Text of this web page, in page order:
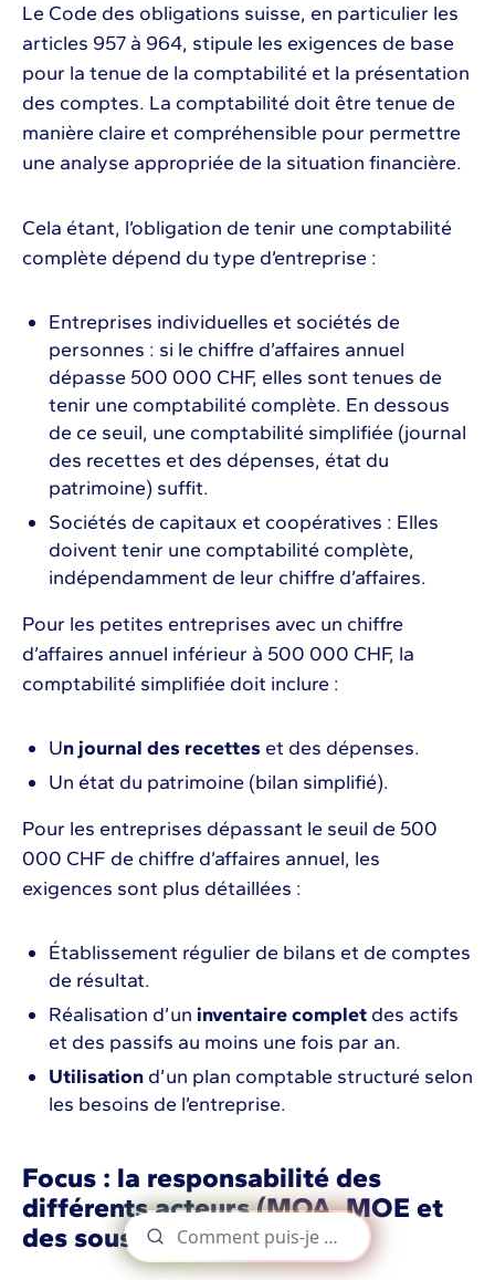
Le Code des obligations suisse, en particulier les
articles 957 à 964, stipule les exigences de base
pour la tenue de la comptabilité et la présentation
des comptes. La comptabilité doit être tenue de
manière claire et compréhensible pour permettre
une analyse appropriée de la situation financière.
Cela étant, l’obligation de tenir une comptabilité
complète dépend du type d’entreprise :
Entreprises individuelles et sociétés de
personnes : si le chiffre d’affaires annuel
dépasse 500 000 CHF, elles sont tenues de
tenir une comptabilité complète. En dessous
de ce seuil, une comptabilité simplifiée (journal
des recettes et des dépenses, état du
patrimoine) suffit.
Sociétés de capitaux et coopératives : Elles
doivent tenir une comptabilité complète,
indépendamment de leur chiffre d’affaires.
Pour les petites entreprises avec un chiffre
d’affaires annuel inférieur à 500 000 CHF, la
comptabilité simplifiée doit inclure :
Un journal des recettes et des dépenses.
Un état du patrimoine (bilan simplifié).
Pour les entreprises dépassant le seuil de 500
000 CHF de chiffre d’affaires annuel, les
exigences sont plus détaillées :
Établissement régulier de bilans et de comptes
de résultat.
Réalisation d’un inventaire complet des actifs
et des passifs au moins une fois par an.
Utilisation d’un plan comptable structuré selon
les besoins de l’entreprise.
Focus : la responsabilité des
différents acteurs (MOA, MOE et
des sous-traitants)